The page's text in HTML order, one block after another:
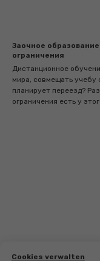
Заочное
ограничения
Дистанционное
мира, совмещать учебу
планирует переезд?
ограничения есть у
Cookies verwalten